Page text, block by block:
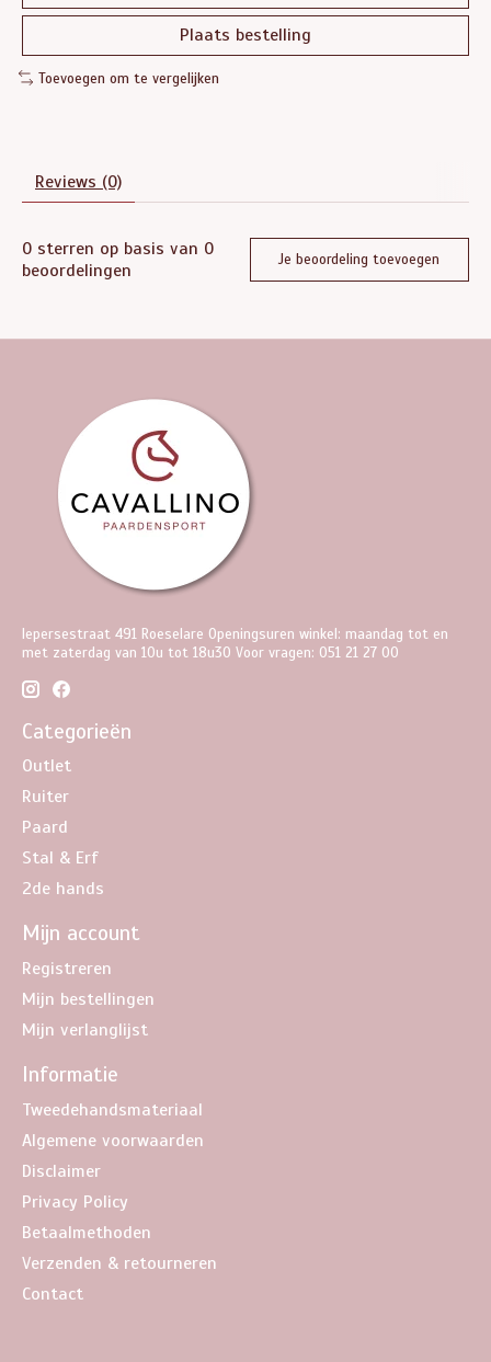
Plaats bestelling
Toevoegen om te vergelijken
Reviews (0)
0 sterren op basis van 0
beoordelingen
Je beoordeling toevoegen
Iepersestraat 491 Roeselare Openingsuren winkel: maandag tot en
met zaterdag van 10u tot 18u30 Voor vragen: 051 21 27 00
Categorieën
Outlet
Ruiter
Paard
Stal & Erf
2de hands
Mijn account
Registreren
Mijn bestellingen
Mijn verlanglijst
Informatie
Tweedehandsmateriaal
Algemene voorwaarden
Disclaimer
Privacy Policy
Betaalmethoden
Verzenden & retourneren
Contact